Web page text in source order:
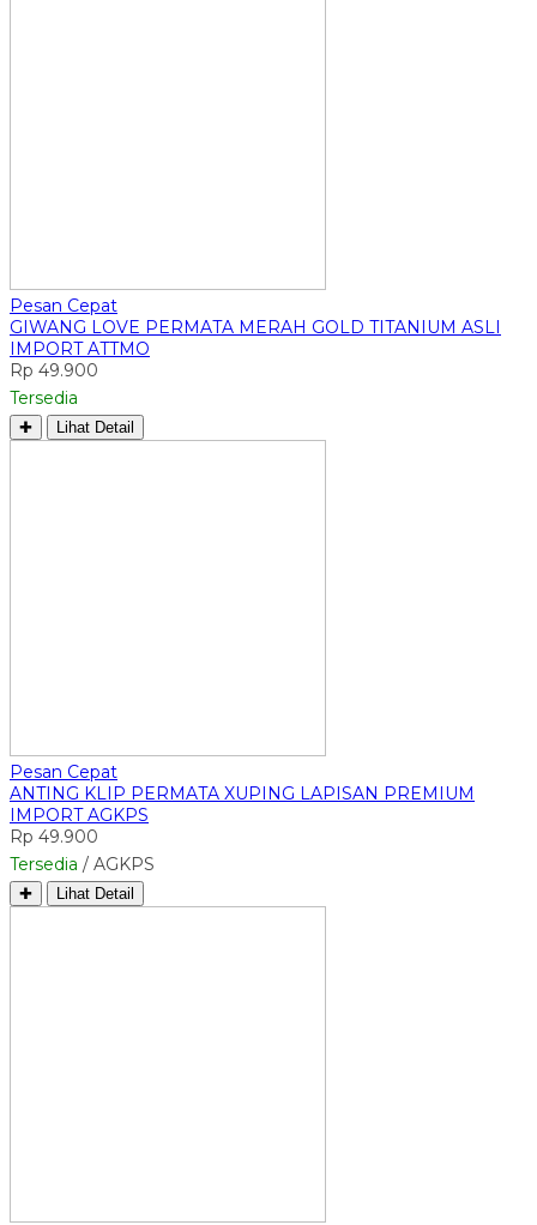
Pesan Cepat
GIWANG LOVE PERMATA MERAH GOLD TITANIUM ASLI
IMPORT ATTMO
Rp 49.900
Tersedia
✚ Lihat Detail
Pesan Cepat
ANTING KLIP PERMATA XUPING LAPISAN PREMIUM
IMPORT AGKPS
Rp 49.900
Tersedia / AGKPS
✚ Lihat Detail